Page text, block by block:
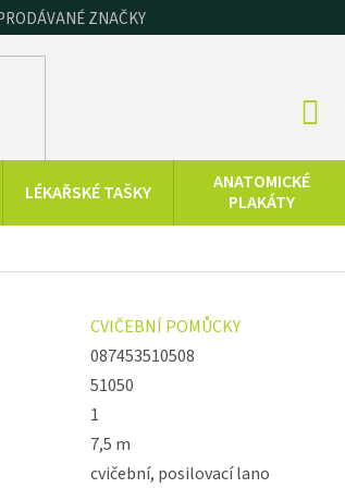
ZNAČKY
LÉKAŘSKÉ TAŠKY
ANATOMICKÉ
PLAKÁTY
TERAPIE
STŘÍBRO,
ZLATO, ZINEK
CVIČEBNÍ POMŮCKY
087453510508
51050
1
7,5 m
cvičební, posilovací lano